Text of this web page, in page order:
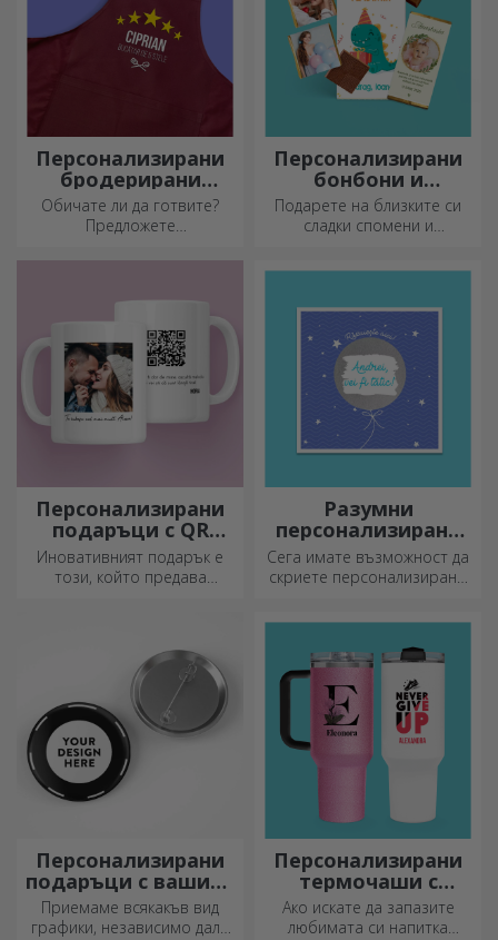
Персонализирани
бродерирани
шорти
Обичате ли да готвите?
Предложете
с бродерия за всеки готвач!
Персонализирани
бонбони и
сладкиши
Подарете на близките си
сладки спомени и
подарете сладък
персонализиран подарък!
Персонализирани
подаръци с QR
кодове
Иновативният подарък е
този, който предава
уникални реакции!
Разумни
персонализирани
поздравителни
картички и
картички
Сега имате възможност да
скриете персонализирано
Персонализирани
подаръци с вашите
графики
Приемаме всякакъв вид
графики, независимо дали
Персонализирани
термочаши с
дръжка и сламка
Ако искате да запазите
любимата си напитка